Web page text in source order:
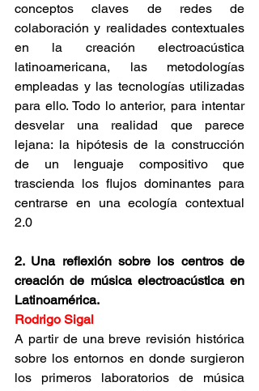
conceptos claves de redes de
colaboración y realidades contextuales
en la creación electroacústica
latinoamericana, las metodologías
empleadas y las tecnologías utilizadas
para ello. Todo lo anterior, para intentar
desvelar una realidad que parece
lejana: la hipótesis de la construcción
de un lenguaje compositivo que
trascienda los flujos dominantes para
centrarse en una ecología contextual
2.0
2. Una reflexión sobre los centros de
creación de música electroacústica en
Latinoamérica.
Rodrigo Sigal
A partir de una breve revisión histórica
sobre los entornos en donde surgieron
los primeros laboratorios de música